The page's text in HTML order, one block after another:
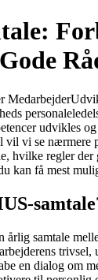
udvikles
vil vi se nærmere
hvilke regler
kan få mest
årlig samtale
en dialog om